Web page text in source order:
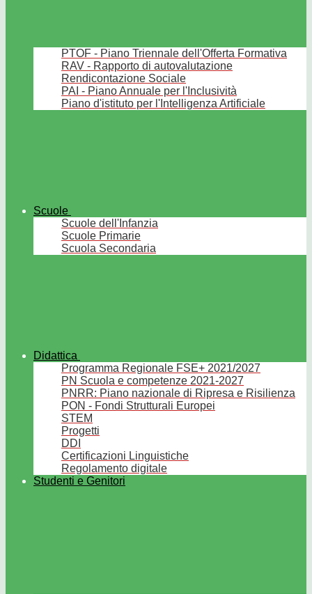
PTOF - Piano Triennale dell'Offerta Formativa
RAV - Rapporto di autovalutazione
Rendicontazione Sociale
PAI - Piano Annuale per l'Inclusività
Piano d'istituto per l'Intelligenza Artificiale
Scuole
Scuole dell'Infanzia
Scuole Primarie
Scuola Secondaria
Didattica
Programma Regionale FSE+ 2021/2027
PN Scuola e competenze 2021-2027
PNRR: Piano nazionale di Ripresa e Risilienza
PON - Fondi Strutturali Europei
STEM
Progetti
DDI
Certificazioni Linguistiche
Regolamento digitale
Studenti e Genitori